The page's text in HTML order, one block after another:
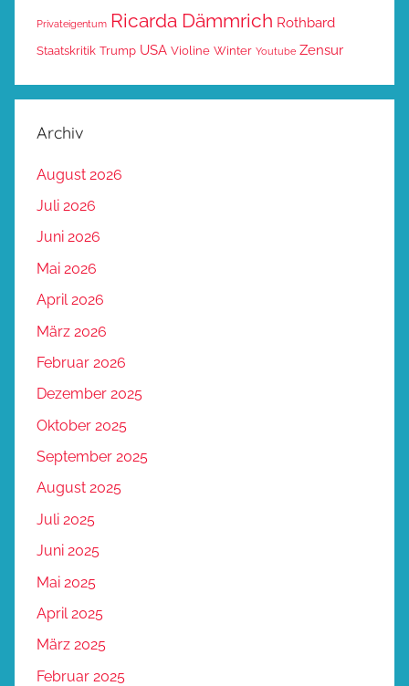
Privateigentum Ricarda Dämmrich Rothbard
Staatskritik Trump USA Violine Winter Youtube Zensur
Archiv
August 2026
Juli 2026
Juni 2026
Mai 2026
April 2026
März 2026
Februar 2026
Dezember 2025
Oktober 2025
September 2025
August 2025
Juli 2025
Juni 2025
Mai 2025
April 2025
März 2025
Februar 2025